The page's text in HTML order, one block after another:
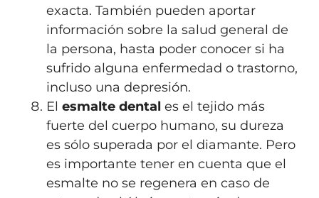
exacta. También pueden aportar
información sobre la salud general de
la persona, hasta poder conocer si ha
sufrido alguna enfermedad o trastorno,
incluso una depresión.
El esmalte dental es el tejido más
fuerte del cuerpo humano, su dureza
es sólo superada por el diamante. Pero
es importante tener en cuenta que el
esmalte no se regenera en caso de